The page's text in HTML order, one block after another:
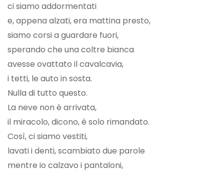
ci siamo addormentati
e, appena alzati, era mattina presto,
siamo corsi a guardare fuori,
sperando che una coltre bianca
avesse ovattato il cavalcavia,
i tetti, le auto in sosta.
Nulla di tutto questo.
La neve non è arrivata,
il miracolo, dicono, è solo rimandato.
Così, ci siamo vestiti,
lavati i denti, scambiato due parole
mentre io calzavo i pantaloni,